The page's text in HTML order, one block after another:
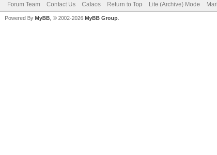
Forum Team Contact Us Calaos Return to Top Lite (Archive) Mode
Powered By MyBB , © 2002-2026 MyBB Group